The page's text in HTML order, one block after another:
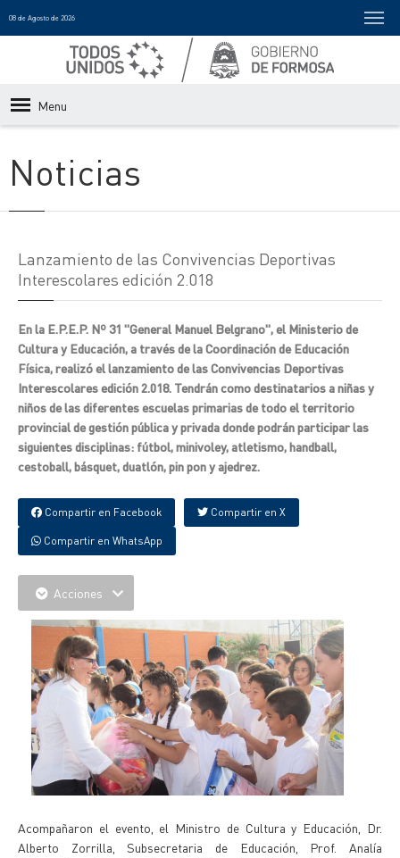
08 de Agosto de 2026
Menu
Noticias
Lanzamiento de las Convivencias Deportivas
Interescolares edición 2.018
En la E.P.E.P. Nº 31 "General Manuel Belgrano", el Ministerio de
Cultura y Educación, a través de la Coordinación de Educación
Física, realizó el lanzamiento de las Convivencias Deportivas
Interescolares edición 2.018. Tendrán como destinatarios a niñas y
niños de las diferentes escuelas primarias de todo el territorio
provincial de gestión pública y privada donde podrán participar las
siguientes disciplinas: fútbol, minivoley, atletismo, handball,
cestoball, básquet, duatlón, pin pon y ajedrez.
Compartir en Facebook Compartir en X
Compartir en WhatsApp
Acciones
Acompañaron el evento, el Ministro de Cultura y Educación, Dr.
Alberto Zorrilla, Subsecretaria de Educación, Prof. Analía